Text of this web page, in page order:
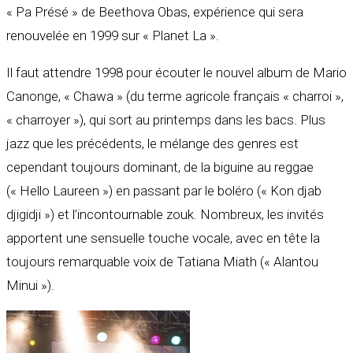
« Pa Présé » de Beethova Obas, expérience qui sera
renouvelée en 1999 sur « Planet La ».
Il faut attendre 1998 pour écouter le nouvel album de Mario
Canonge, « Chawa » (du terme agricole français « charroi »,
« charroyer »), qui sort au printemps dans les bacs. Plus
jazz que les précédents, le mélange des genres est
cependant toujours dominant, de la biguine au reggae
(« Hello Laureen ») en passant par le boléro (« Kon djab
djigidji ») et l’incontournable zouk. Nombreux, les invités
apportent une sensuelle touche vocale, avec en tête la
toujours remarquable voix de Tatiana Miath (« Alantou
Minui »).